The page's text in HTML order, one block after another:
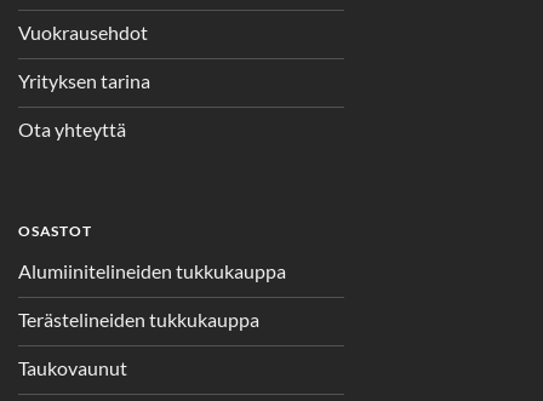
Vuokrausehdot
Yrityksen tarina
Ota yhteyttä
OSASTOT
Alumiinitelineiden tukkukauppa
Terästelineiden tukkukauppa
Taukovaunut